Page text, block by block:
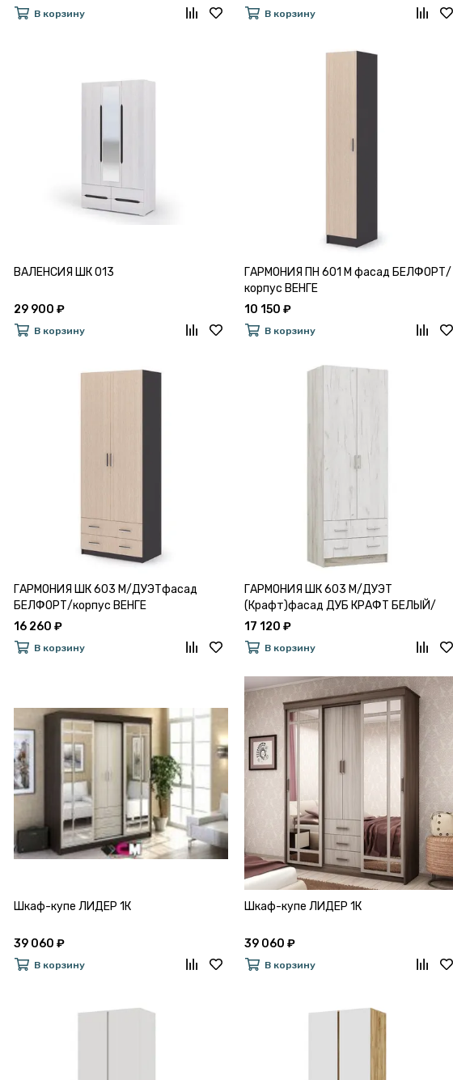
В корзину В корзину
ВАЛЕНСИЯ ШК 013
29 900 ₽
В корзину
ГАРМОНИЯ ПН 601 М фасад БЕЛФОРТ/
корпус ВЕНГЕ
10 150 ₽
В корзину
ГАРМОНИЯ ШК 603 М/ДУЭТфасад
БЕЛФОРТ/корпус ВЕНГЕ
16 260 ₽
В корзину
ГАРМОНИЯ ШК 603 М/ДУЭТ
(Крафт)фасад ДУБ КРАФТ БЕЛЫЙ/
корпус ДУБ КРАФТ СЕРЫЙ
17 120 ₽
В корзину
Шкаф-купе ЛИДЕР 1К
39 060 ₽
В корзину
Шкаф-купе ЛИДЕР 1К
39 060 ₽
В корзину